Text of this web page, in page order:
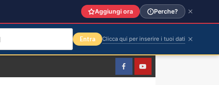
FacebookYountube
Aggiungi ora Perche?
Entra Clicca qui per inserire i tuoi dati